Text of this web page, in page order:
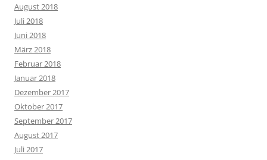
August 2018
Juli 2018
Juni 2018
März 2018
Februar 2018
Januar 2018
Dezember 2017
Oktober 2017
September 2017
August 2017
Juli 2017